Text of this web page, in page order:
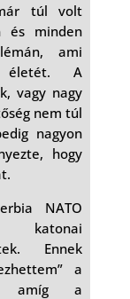
túl volt
és minden
ami
életét. A
vagy nagy
nem túl
nagyon
hogy
NATO
katonai
Ennek
a
amíg a